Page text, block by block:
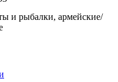
и рыбалки, армейские/